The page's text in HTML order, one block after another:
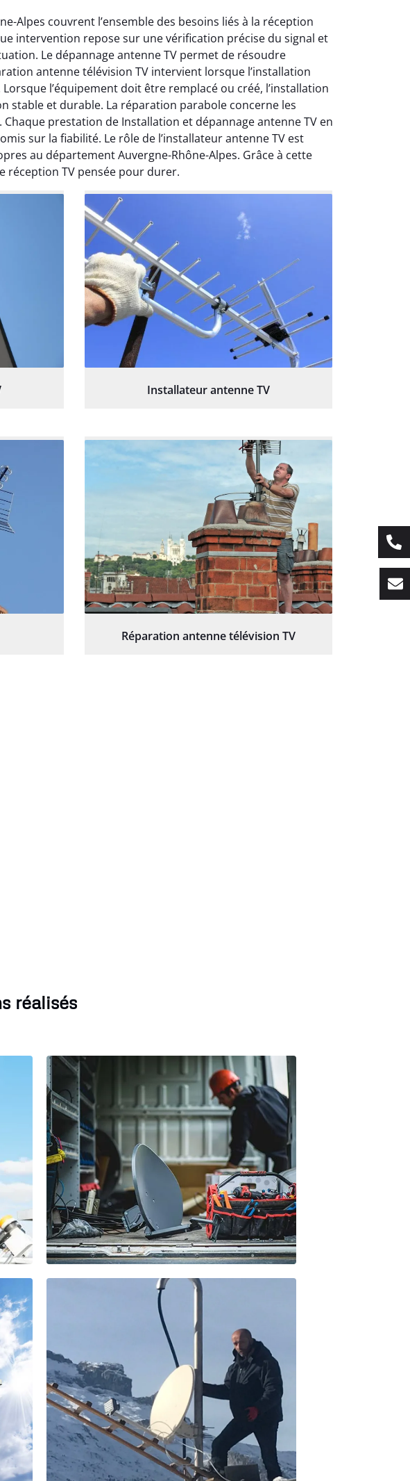
Alpes couvrent l’ensemble des besoins liés à la réception
intervention repose sur une vérification précise du signal et
Le dépannage antenne TV permet de résoudre
antenne télévision TV intervient lorsque l’installation
l’équipement doit être remplacé ou créé, l’installation
stable et durable. La réparation parabole concerne les
prestation de Installation et dépannage antenne TV en
sur la fiabilité. Le rôle de l’installateur antenne TV est
au département Auvergne-Rhône-Alpes. Grâce à cette
réception TV pensée pour durer.
Installateur antenne TV
Réparation antenne télévision TV
réalisés